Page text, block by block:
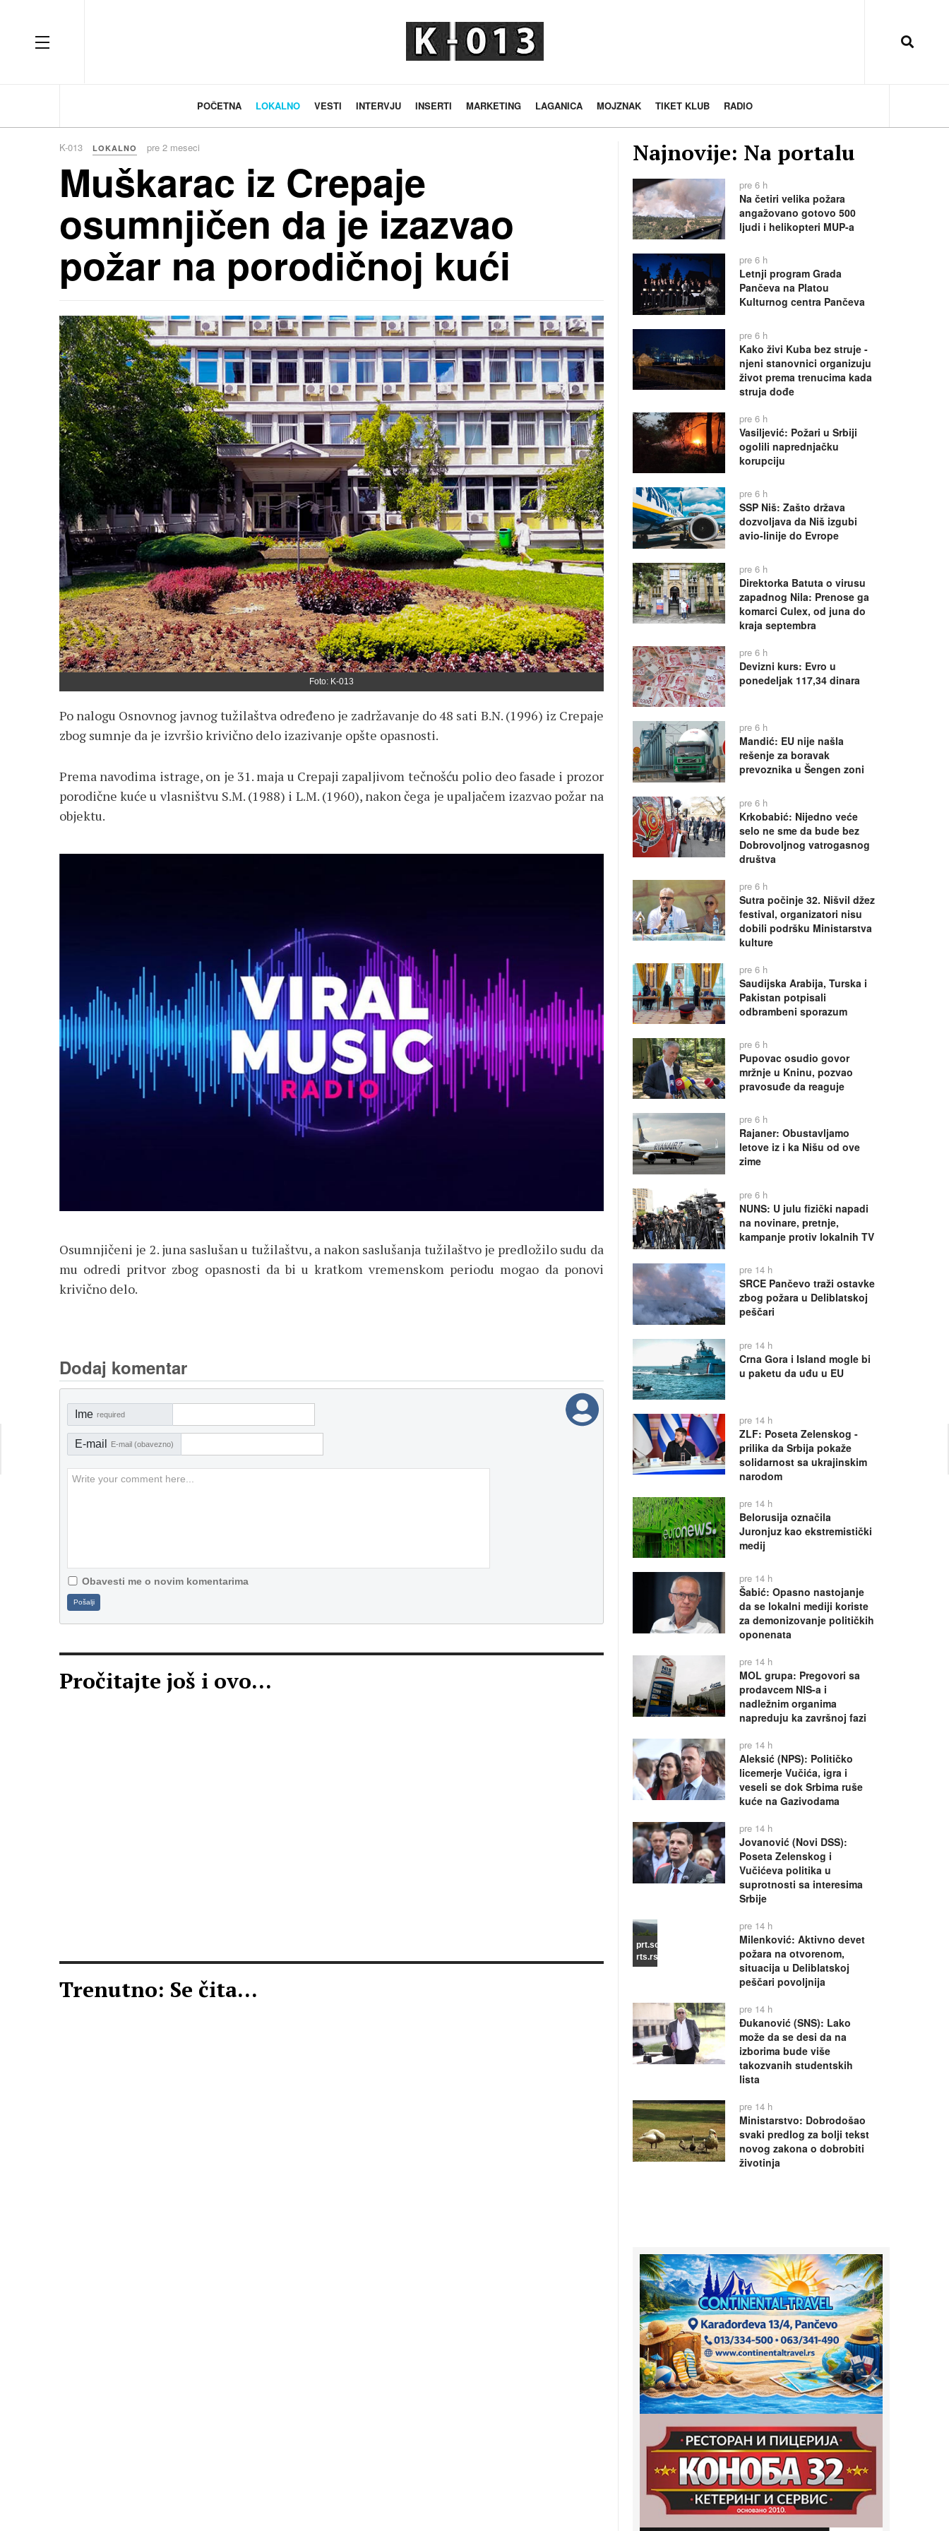
OFF CANVAS
POČETNA LOKALNO VESTI INTERVJU INSERTI MARKETING LAGANICA MOJZNAK TIKET KLUB RADIO
K-013 LOKALNO pre 2 meseci
Muškarac iz Crepaje
osumnjičen da je izazvao
požar na porodičnoj kući
Foto: K-013
Po nalogu Osnovnog javnog tužilaštva određeno je zadržavanje do 48 sati B.N. (1996) iz Crepaje
zbog sumnje da je izvršio krivično delo izazivanje opšte opasnosti.
Prema navodima istrage, on je 31. maja u Crepaji zapaljivom tečnošću polio deo fasade i prozor
porodične kuće u vlasništvu S.M. (1988) i L.M. (1960), nakon čega je upaljačem izazvao požar na
objektu.
Osumnjičeni je 2. juna saslušan u tužilaštvu, a nakon saslušanja tužilaštvo je predložilo sudu da
mu odredi pritvor zbog opasnosti da bi u kratkom vremenskom periodu mogao da ponovi
krivično delo.
Dodaj komentar
Ime required
E-mail E-mail (obavezno)
Obavesti me o novim komentarima
Pošalji
Pročitajte još i ovo...
Trenutno: Se čita...
Najnovije: Na portalu
pre 6 h
Na četiri velika požara
angažovano gotovo 500
ljudi i helikopteri MUP-a
pre 6 h
Letnji program Grada
Pančeva na Platou
Kulturnog centra Pančeva
pre 6 h
Kako živi Kuba bez struje -
njeni stanovnici organizuju
život prema trenucima kada
struja dođe
pre 6 h
Vasiljević: Požari u Srbiji
ogolili naprednjačku
korupciju
pre 6 h
SSP Niš: Zašto država
dozvoljava da Niš izgubi
avio-linije do Evrope
pre 6 h
Direktorka Batuta o virusu
zapadnog Nila: Prenose ga
komarci Culex, od juna do
kraja septembra
pre 6 h
Devizni kurs: Evro u
ponedeljak 117,34 dinara
pre 6 h
Mandić: EU nije našla
rešenje za boravak
prevoznika u Šengen zoni
pre 6 h
Krkobabić: Nijedno veće
selo ne sme da bude bez
Dobrovoljnog vatrogasnog
društva
pre 6 h
Sutra počinje 32. Nišvil džez
festival, organizatori nisu
dobili podršku Ministarstva
kulture
pre 6 h
Saudijska Arabija, Turska i
Pakistan potpisali
odbrambeni sporazum
pre 6 h
Pupovac osudio govor
mržnje u Kninu, pozvao
pravosuđe da reaguje
pre 6 h
Rajaner: Obustavljamo
letove iz i ka Nišu od ove
zime
pre 6 h
NUNS: U julu fizički napadi
na novinare, pretnje,
kampanje protiv lokalnih TV
pre 14 h
SRCE Pančevo traži ostavke
zbog požara u Deliblatskoj
peščari
pre 14 h
Crna Gora i Island mogle bi
u paketu da uđu u EU
pre 14 h
ZLF: Poseta Zelenskog -
prilika da Srbija pokaže
solidarnost sa ukrajinskim
narodom
pre 14 h
Belorusija označila
Juronjuz kao ekstremistički
medij
pre 14 h
Šabić: Opasno nastojanje
da se lokalni mediji koriste
za demonizovanje političkih
oponenata
pre 14 h
MOL grupa: Pregovori sa
prodavcem NIS-a i
nadležnim organima
napreduju ka završnoj fazi
pre 14 h
Aleksić (NPS): Političko
licemerje Vučića, igra i
veseli se dok Srbima ruše
kuće na Gazivodama
pre 14 h
Jovanović (Novi DSS):
Poseta Zelenskog i
Vučićeva politika u
suprotnosti sa interesima
Srbije
prt.scr
rts.rs
pre 14 h
Milenković: Aktivno devet
požara na otvorenom,
situacija u Deliblatskoj
peščari povoljnija
pre 14 h
Đukanović (SNS): Lako
može da se desi da na
izborima bude više
takozvanih studentskih
lista
pre 14 h
Ministarstvo: Dobrodošao
svaki predlog za bolji tekst
novog zakona o dobrobiti
životinja